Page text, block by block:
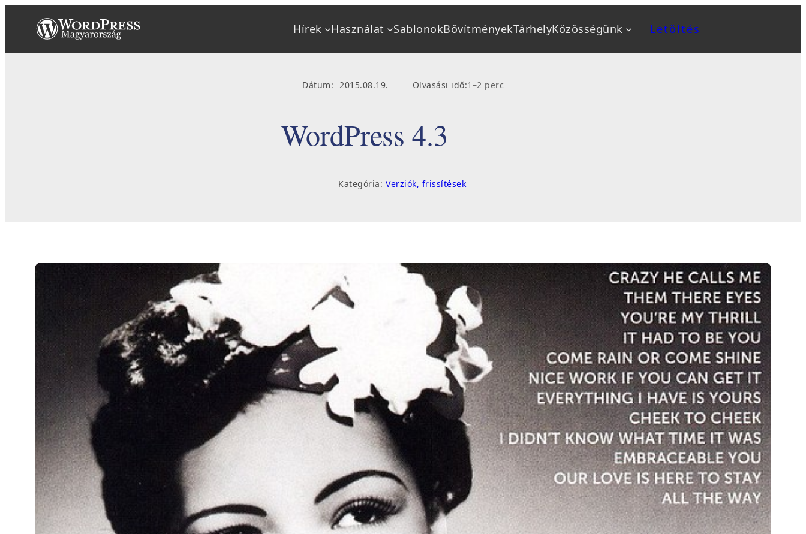
tartalomhoz
Hírek Használat
Tárhely, hosting
Sablonok, bővítmények
SablonokBővítményekTárhelyKözösségünk Letöltés
Dátum: 2015.08.19. Olvasási idő:1–2 perc
WordPress 4.3
Kategória: Verziók, frissítések